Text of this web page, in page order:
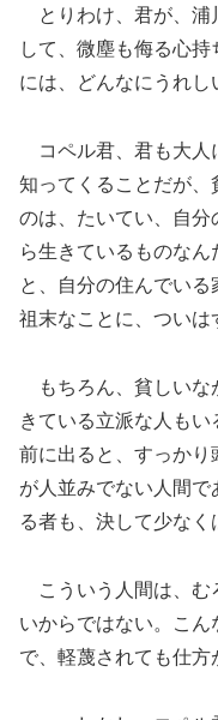
とりわけ、君が、浦
して、微塵も侮る心
には、どんなにうれし
コペル君、君も大人
知ってくることだが、
のは、たいてい、自
ら生きているものな
と、自分の住んでい
祖末なことに、ついは
もちろん、貧しいな
きている立派な人も
前に出ると、すっか
が人並みでない人間
る者も、決して少なく
こういう人間は、む
いからではない。こ
で、軽蔑されても仕方